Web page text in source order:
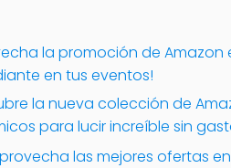
la promoción de
en tus eventos!
la nueva colección de
para lucir increíble sin
las mejores ofertas